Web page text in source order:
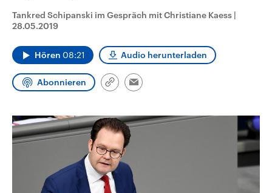
Wahl.
Audio-Archiv
Tankred Schipanski im Gespräch mit Christiane Kaess |
28.05.2019
Hören 08:21 Audio herunterladen
Abonnieren
Link
Email